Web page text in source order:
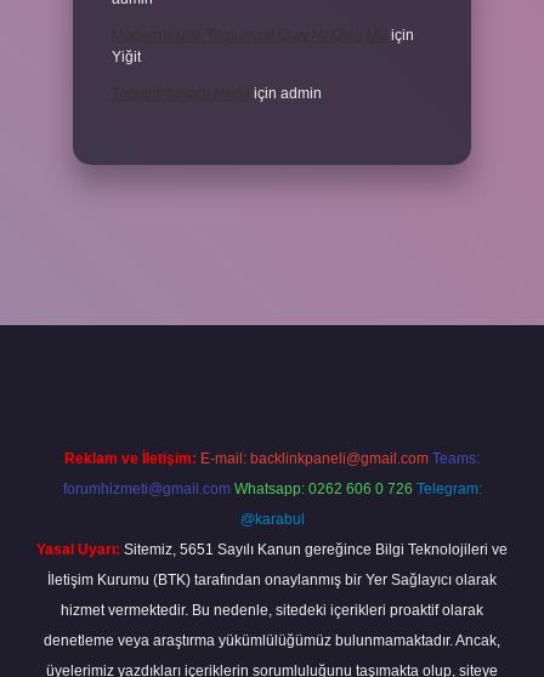
için
Yiğit
için admin
Reklam ve İletişim: E-mail: backlinkpaneli@gmail.com Teams:
forumhizmeti@gmail.com Whatsapp: 0262 606 0 726 Telegram:
@karabul
Yasal Uyarı: Sitemiz, 5651 Sayılı Kanun gereğince Bilgi Teknolojileri ve
İletişim Kurumu (BTK) tarafından onaylanmış bir Yer Sağlayıcı olarak
hizmet vermektedir. Bu nedenle, sitedeki içerikleri proaktif olarak
denetleme veya araştırma yükümlülüğümüz bulunmamaktadır. Ancak,
üyelerimiz yazdıkları içeriklerin sorumluluğunu taşımakta olup, siteye